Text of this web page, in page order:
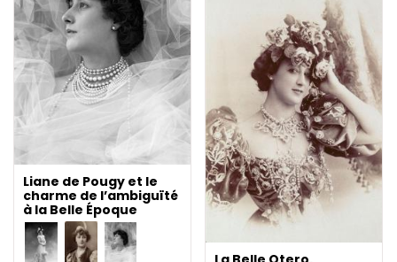
Liane de Pougy et le
charme de l’ambiguïté
à la Belle Époque